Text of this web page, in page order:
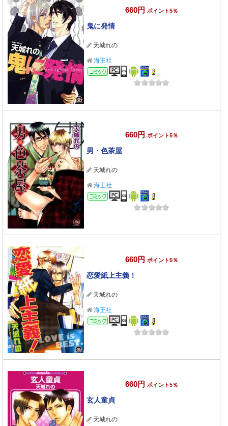
660円 ポイント5％
鬼に発情
天城れの
海王社
コミック
660円 ポイント5％
男・色茶屋
天城れの
海王社
コミック
660円 ポイント5％
恋愛紙上主義！
天城れの
海王社
コミック
660円 ポイント5％
玄人童貞
天城れの